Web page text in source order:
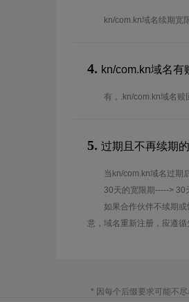
kn/com.kn域名续期宽
4. kn/com.kn域名有
有，.kn/com.kn域名赎
5. 过期且不再续期
当kn/com.kn域名过期
30天的宽限期-----> 30
如果合作伙伴不续期
意，域名重新注册，应遵循
* 因每个后缀要求可能不